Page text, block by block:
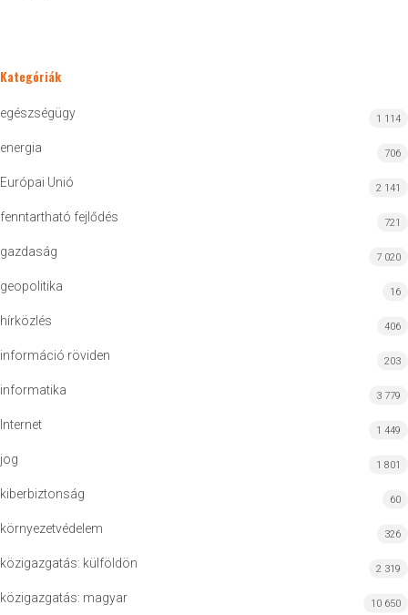
Kategóriák
egészségügy 1 114
energia 706
Európai Unió 2 141
fenntartható fejlődés 721
gazdaság 7 020
geopolitika 16
hírközlés 406
információ röviden 203
informatika 3 779
Internet 1 449
jog 1 801
kiberbiztonság 60
környezetvédelem 326
közigazgatás: külföldön 2 319
közigazgatás: magyar 10 650